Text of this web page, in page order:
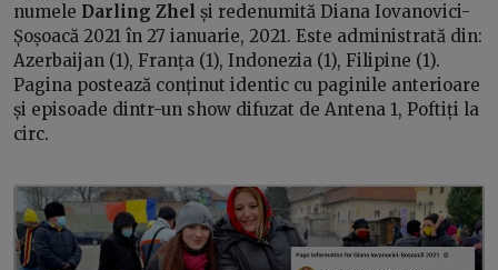
numele Darling Zhel și redenumită Diana Iovanovici-
Șoșoacă 2021 în 27 ianuarie, 2021. Este administrată din:
Azerbaijan (1), Franța (1), Indonezia (1), Filipine (1).
Pagina postează conținut identic cu paginile anterioare
și episoade dintr-un show difuzat de Antena 1, Poftiți la
circ.